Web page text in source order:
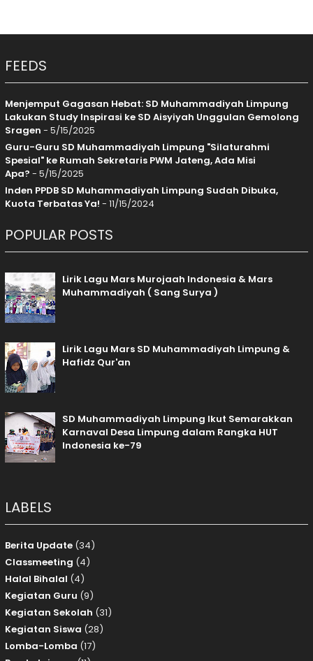
FEEDS
Menjemput Gagasan Hebat: SD Muhammadiyah Limpung
Lakukan Study Inspirasi ke SD Aisyiyah Unggulan Gemolong
Sragen - 5/15/2025
Guru-Guru SD Muhammadiyah Limpung "Silaturahmi
Spesial" ke Rumah Sekretaris PWM Jateng, Ada Misi
Apa? - 5/15/2025
Inden PPDB SD Muhammadiyah Limpung Sudah Dibuka,
Kuota Terbatas Ya! - 11/15/2024
POPULAR POSTS
Lirik Lagu Mars Murojaah Indonesia & Mars
Muhammadiyah ( Sang Surya )
Lirik Lagu Mars SD Muhammadiyah Limpung &
Hafidz Qur'an
SD Muhammadiyah Limpung Ikut Semarakkan
Karnaval Desa Limpung dalam Rangka HUT
Indonesia ke-79
LABELS
Berita Update (34)
Classmeeting (4)
Halal Bihalal (4)
Kegiatan Guru (9)
Kegiatan Sekolah (31)
Kegiatan Siswa (28)
Lomba-Lomba (17)